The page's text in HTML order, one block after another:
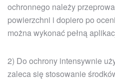
ochronnego należy
powierzchni i dopiero po
można wykonać pełną
2) Do ochrony intensywnie
zaleca się stosowanie